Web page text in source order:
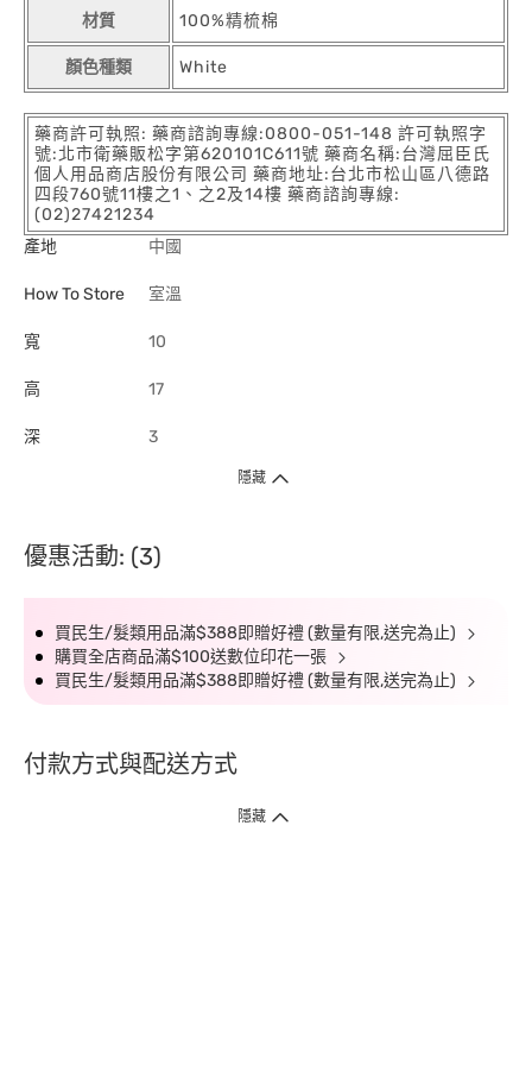
材質 100%精梳棉
顏色種類 White
藥商許可執照: 藥商諮詢專線:0800-051-148 許可執照字
號:北市衛藥販松字第620101C611號 藥商名稱:台灣屈臣氏
個人用品商店股份有限公司 藥商地址:台北市松山區八德路
四段760號11樓之1、之2及14樓 藥商諮詢專線:
(02)27421234
產地
中國
How To Store 室溫
寬 10
高 17
深 3
隱藏
優惠活動: (3)
買民生/髮類用品滿$388即贈好禮 (數量有限,送完為止)
購買全店商品滿$100送數位印花一張
買民生/髮類用品滿$388即贈好禮 (數量有限,送完為止)
付款方式與配送方式
隱藏